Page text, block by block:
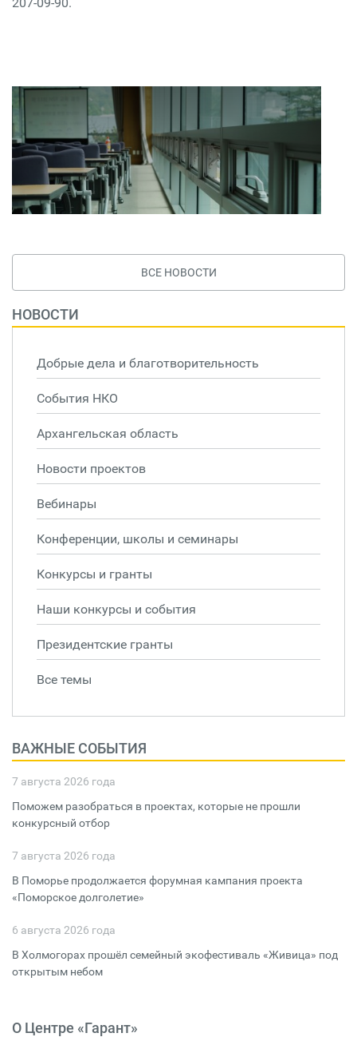
ВСЕ НОВОСТИ
НОВОСТИ
Добрые дела и благотворительность
События НКО
Архангельская область
Новости проектов
Вебинары
Конференции, школы и семинары
Конкурсы и гранты
Наши конкурсы и события
Президентские гранты
Все темы
ВАЖНЫЕ СОБЫТИЯ
7 августа 2026 года
Поможем разобраться в проектах, которые не прошли
конкурсный отбор
7 августа 2026 года
В Поморье продолжается форумная кампания проекта
«Поморское долголетие»
6 августа 2026 года
В Холмогорах прошёл семейный экофестиваль «Живица» под
открытым небом
О Центре «Гарант»